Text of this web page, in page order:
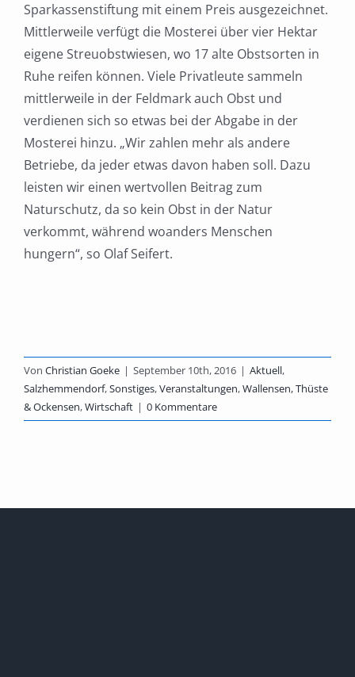
Sparkassenstiftung mit einem Preis ausgezeichnet.
Mittlerweile verfügt die Mosterei über vier Hektar
eigene Streuobstwiesen, wo 17 alte Obstsorten in
Ruhe reifen können. Viele Privatleute sammeln
mittlerweile in der Feldmark auch Obst und
verdienen sich so etwas bei der Abgabe in der
Mosterei hinzu. „Wir zahlen mehr als andere
Betriebe, da jeder etwas davon haben soll. Dazu
leisten wir einen wertvollen Beitrag zum
Naturschutz, da so kein Obst in der Natur
verkommt, während woanders Menschen
hungern“, so Olaf Seifert.
Von Christian Goeke | September 10th, 2016 | Aktuell,
Salzhemmendorf,Sonstiges,Veranstaltungen,Wallensen, Thüste
& Ockensen,Wirtschaft | 0 Kommentare